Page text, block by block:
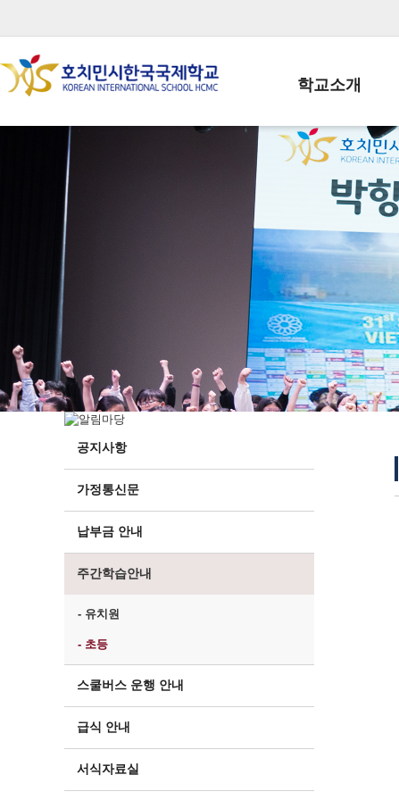
학교소개
학교장인사말
학교상징
학교연혁
교직원현황
학생현황
위치/전화
전경사진
공지사항
가정통신문
납부금 안내
주간학습안내
- 유치원
- 초등
스쿨버스 운행 안내
급식 안내
서식자료실